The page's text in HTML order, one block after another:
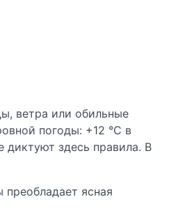
ветра или обильные
погоды: +12 °C в
диктуют здесь правила. В
ясная